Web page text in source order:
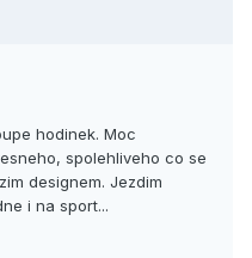
hodinek. Moc
spolehliveho co se
designem. Jezdim
i na sport...